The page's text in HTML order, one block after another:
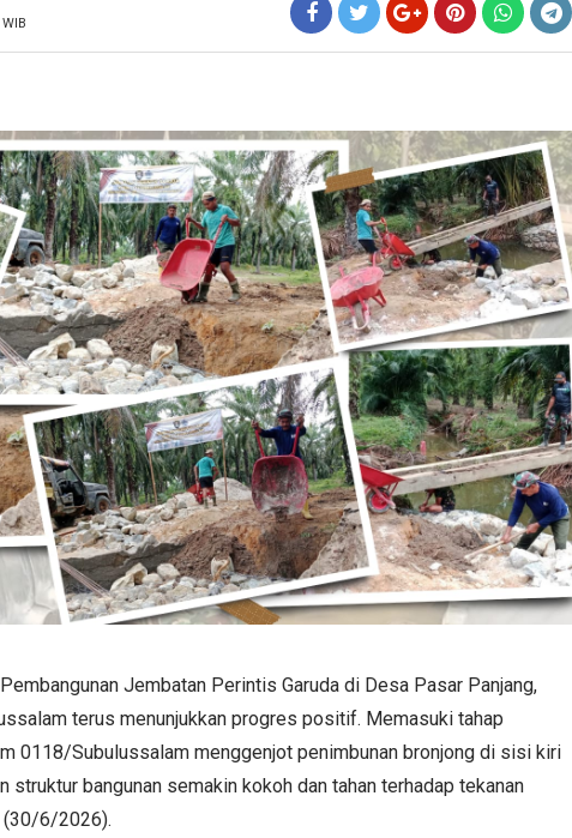
Jembatan Perintis Garuda di Desa Pasar Panjang,
terus menunjukkan progres positif. Memasuki tahap
0118/Subulussalam menggenjot penimbunan bronjong di sisi kiri
struktur bangunan semakin kokoh dan tahan terhadap tekanan
(30/6/2026).